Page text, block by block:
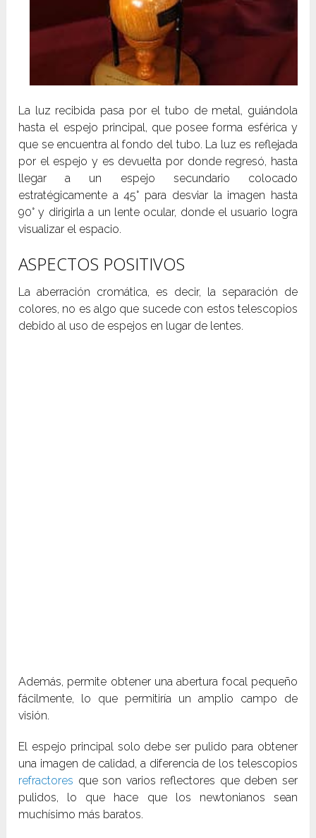
La luz recibida pasa por el tubo de metal, guiándola
hasta el espejo principal, que posee forma esférica y
que se encuentra al fondo del tubo. La luz es reflejada
por el espejo y es devuelta por donde regresó, hasta
llegar a un espejo secundario colocado
estratégicamente a 45° para desviar la imagen hasta
90° y dirigirla a un lente ocular, donde el usuario logra
visualizar el espacio.
ASPECTOS POSITIVOS
La aberración cromática, es decir, la separación de
colores, no es algo que sucede con estos telescopios
debido al uso de espejos en lugar de lentes.
Además, permite obtener una abertura focal pequeño
fácilmente, lo que permitiría un amplio campo de
visión.
El espejo principal solo debe ser pulido para obtener
una imagen de calidad, a diferencia de los telescopios
refractores que son varios reflectores que deben ser
pulidos, lo que hace que los newtonianos sean
muchísimo más baratos.